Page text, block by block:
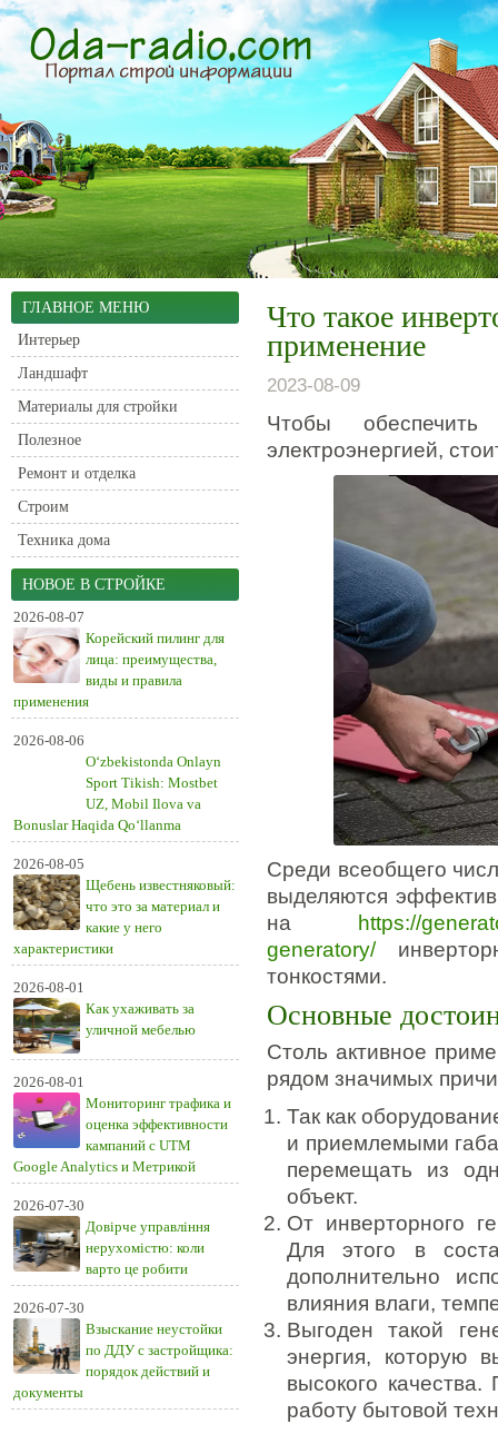
ГЛАВНОЕ МЕНЮ
Интерьер
Ландшафт
Материалы для стройки
Полезное
Ремонт и отделка
Строим
Техника дома
НОВОЕ В СТРОЙКЕ
2026-08-07
Корейский пилинг для
лица: преимущества,
виды и правила
применения
2026-08-06
O‘zbekistonda Onlayn
Sport Tikish: Mostbet
UZ, Mobil Ilova va
Bonuslar Haqida Qo‘llanma
2026-08-05
Щебень известняковый:
что это за материал и
какие у него
характеристики
2026-08-01
Как ухаживать за
уличной мебелью
2026-08-01
Мониторинг трафика и
оценка эффективности
кампаний с UTM
Google Analytics и Метрикой
2026-07-30
Довірче управління
нерухомістю: коли
варто це робити
2026-07-30
Взыскание неустойки
по ДДУ с застройщика:
порядок действий и
документы
Что такое
применение
2023-08-09
Чтобы
электроэнергией,
Среди всеобщего
выделяются
на
https://
generatory/
тонкостями.
Основные
Столь активное
рядом значимых
Так как
и приемлемыми
перемещать из
объект.
От инверторного
Для этого в
дополнительно
влияния влаги,
Выгоден такой
энергия, которую
высокого
работу бытовой